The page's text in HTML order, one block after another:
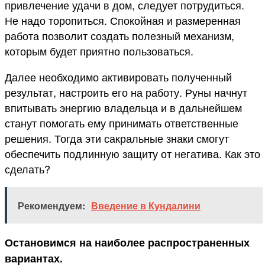
привлечение удачи в дом, следует потрудиться.
Не надо торопиться. Спокойная и размеренная
работа позволит создать полезный механизм,
которым будет приятно пользоваться.
Далее необходимо активировать полученный
результат, настроить его на работу. Руны начнут
впитывать энергию владельца и в дальнейшем
станут помогать ему принимать ответственные
решения. Тогда эти сакральные знаки смогут
обеспечить подлинную защиту от негатива. Как это
сделать?
Рекомендуем: Введение в Кундалини
Остановимся на наиболее распространенных
вариантах.